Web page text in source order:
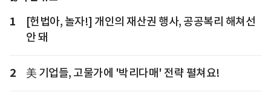
1
[헌법아, 놀자!] 개인의 재산권 행사, 공공복리 해쳐선
안 돼
2 美 기업들, 고물가에 '박리다매' 전략 펼쳐요!